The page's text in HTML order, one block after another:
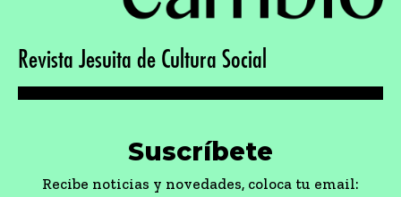
Revista Jesuita de Cultura Social
Suscríbete
Recibe noticias y novedades, coloca tu email: